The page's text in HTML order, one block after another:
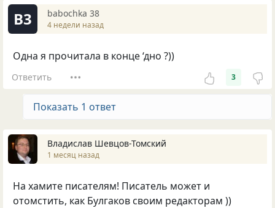
B3 babochka 38
4 недели назад
Одна я прочитала в конце ‘дно ?))
Ответить 3
Показать 1 ответ
Владислав Шевцов-Томский
1 месяц назад
На хамите писателям! Писатель может и
отомстить, как Булгаков своим редакторам ))